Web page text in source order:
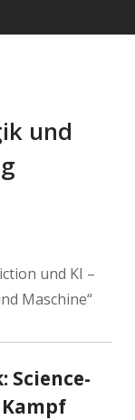
und
und KI –
Maschine“
Science-